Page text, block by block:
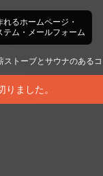
ストーブとサウナのある
りました。
れるホームページ・
テム・メールフォーム